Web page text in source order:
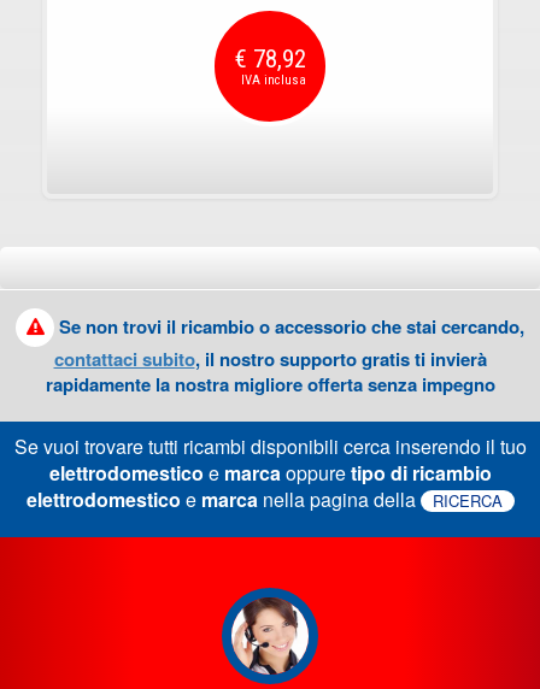
€ 78,92
Se non trovi il ricambio o accessorio che stai cercando,
contattaci subito, il nostro supporto gratis ti invierà
rapidamente la nostra migliore offerta senza impegno
Se vuoi trovare tutti ricambi disponibili cerca inserendo il tuo
elettrodomestico e marcaoppuretipo di ricambio
elettrodomestico e marcanella pagina della RICERCA